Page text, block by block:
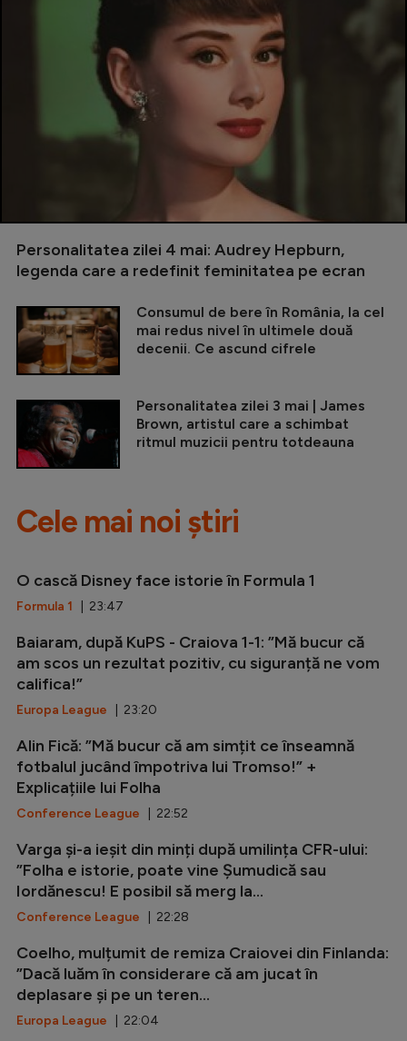
Personalitatea zilei 4 mai: Audrey Hepburn,
legenda care a redefinit feminitatea pe ecran
Consumul de bere în România, la cel
mai redus nivel în ultimele două
decenii. Ce ascund cifrele
Personalitatea zilei 3 mai | James
Brown, artistul care a schimbat
ritmul muzicii pentru totdeauna
Cele mai noi știri
O cască Disney face istorie în Formula 1
Formula 1 | 23:47
Baiaram, după KuPS - Craiova 1-1: ”Mă bucur că
am scos un rezultat pozitiv, cu siguranță ne vom
califica!”
Europa League | 23:20
Alin Fică: ”Mă bucur că am simțit ce înseamnă
fotbalul jucând împotriva lui Tromso!” +
Explicațiile lui Folha
Conference League | 22:52
Varga și-a ieșit din minți după umilința CFR-ului:
”Folha e istorie, poate vine Șumudică sau
Iordănescu! E posibil să merg la...
Conference League | 22:28
Coelho, mulțumit de remiza Craiovei din Finlanda:
”Dacă luăm în considerare că am jucat în
deplasare și pe un teren...
Europa League | 22:04